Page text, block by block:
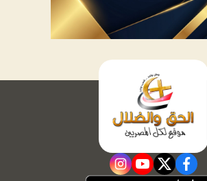
facebook
twitter
youtube
instagram